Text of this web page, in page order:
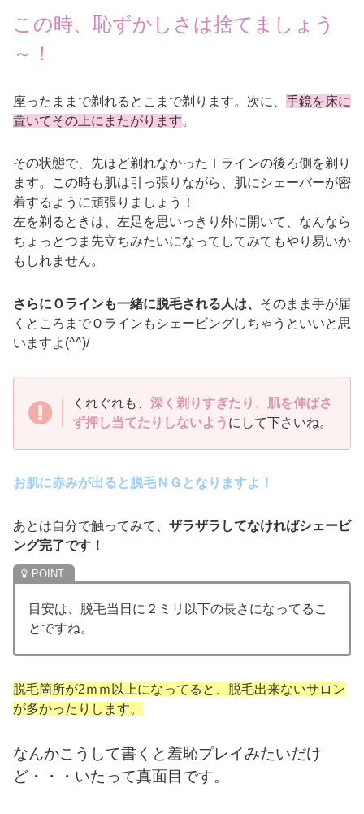
この時、恥ずかしさは捨てましょう
～！
座ったままで剃れるとこまで剃ります。次に、 手鏡を床に
置いてその上にまたがります。
その状態で、先ほど剃れなかったＩラインの後ろ側を剃り
ます。この時も肌は引っ張りながら、肌にシェーバーが密
着するように頑張りましょう！
左を剃るときは、左足を思いっきり外に開いて、なんなら
ちょっとつま先立ちみたいになってしてみてもやり易いか
もしれません。
さらにＯラインも一緒に脱毛される人は、 そのまま手が届
くところまでＯラインもシェービングしちゃうといいと思
いますよ(^^)/
くれぐれも、 深く剃りすぎたり、肌を伸ばさ
ず押し当てたりしないよう にして下さいね。
お肌に赤みが出ると脱毛ＮＧとなりますよ！
あとは自分で触ってみて、 ザラザラしてなければシェービ
ング完了です！
目安は、脱毛当日に２ミリ以下の長さになってるこ
とですね。
脱毛箇所が2ｍｍ以上になってると、脱毛出来ないサロン
が多かったりします。
なんかこうして書くと羞恥プレイみたいだけ
ど・・・いたって真面目です。